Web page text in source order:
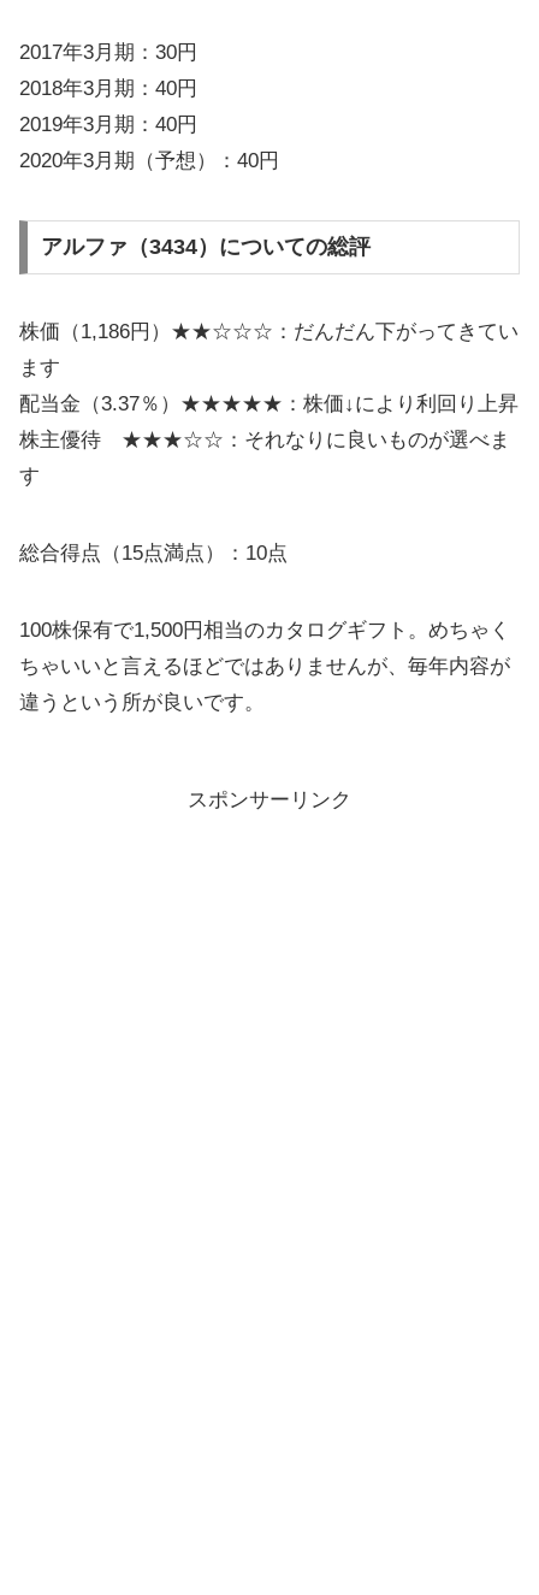
2017年3月期：30円
2018年3月期：40円
2019年3月期：40円
2020年3月期（予想）：40円
アルファ（3434）についての総評
株価（1,186円）★★☆☆☆：だんだん下がってきてい
ます
配当金（3.37％）★★★★★：株価↓により利回り上昇
株主優待 ★★★☆☆：それなりに良いものが選べま
す
総合得点（15点満点）：10点
100株保有で1,500円相当のカタログギフト。めちゃく
ちゃいいと言えるほどではありませんが、毎年内容が
違うという所が良いです。
スポンサーリンク